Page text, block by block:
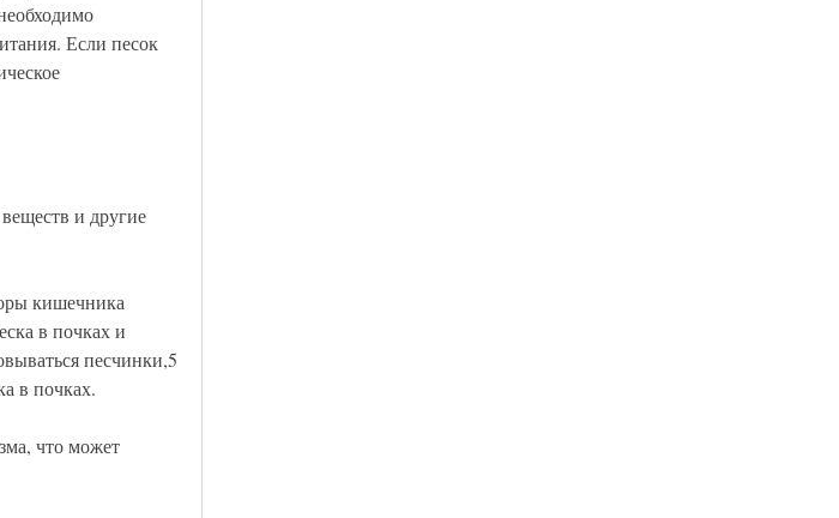
Если песок
и другие
кишечника
в почках и
песчинки,5
в почках.
что может